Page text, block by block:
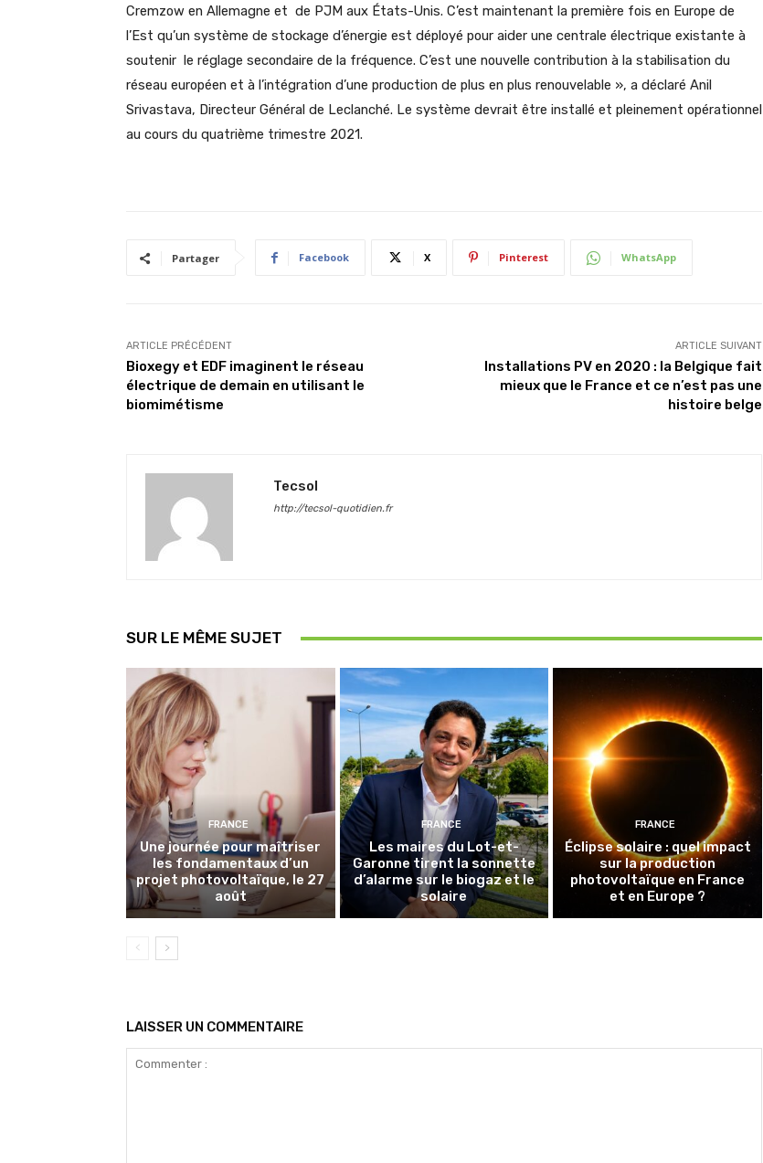
Cremzow en Allemagne et de PJM aux États-Unis. C’est maintenant la première fois en Europe de
l’Est qu’un système de stockage d’énergie est déployé pour aider une centrale électrique existante à
soutenir le réglage secondaire de la fréquence. C’est une nouvelle contribution à la stabilisation du
réseau européen et à l’intégration d’une production de plus en plus renouvelable », a déclaré Anil
Srivastava, Directeur Général de Leclanché. Le système devrait être installé et pleinement opérationnel
au cours du quatrième trimestre 2021.
Partager Facebook X Pinterest WhatsApp
ARTICLE PRÉCÉDENT
Bioxegy et EDF imaginent le réseau
électrique de demain en utilisant le
biomimétisme
ARTICLE SUIVANT
Installations PV en 2020 : la Belgique fait
mieux que le France et ce n’est pas une
histoire belge
Tecsol
http://tecsol-quotidien.fr
SUR LE MÊME SUJET
FRANCE
Une journée pour maîtriser
les fondamentaux d’un
projet photovoltaïque, le 27
août
FRANCE
Les maires du Lot-et-
Garonne tirent la sonnette
d’alarme sur le biogaz et le
solaire
FRANCE
Éclipse solaire : quel impact
sur la production
photovoltaïque en France
et en Europe ?
LAISSER UN COMMENTAIRE